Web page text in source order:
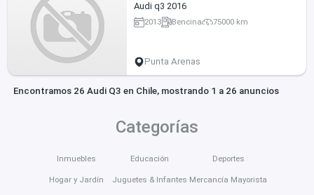
Audi q3 2016
2013 Bencina 75000 km
Punta Arenas
Encontramos 26 Audi Q3 en Chile, mostrando 1 a 26 anuncios
Categorías
Inmuebles
Hogar y Jardín
Educación
Juguetes & Infantes
Deportes
Mercancía Mayorista